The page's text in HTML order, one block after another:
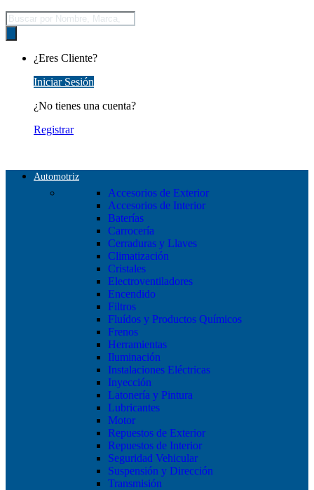
Búsqueda
de
productos
¿Eres Cliente?
Iniciar Sesión
¿No tienes una cuenta?
Registrar
Automotriz
Accesorios de Exterior
Accesorios de Interior
Baterías
Carrocería
Cerraduras y Llaves
Climatización
Cristales
Electroventiladores
Encendido
Filtros
Fluídos y Productos Químicos
Frenos
Herramientas
Iluminación
Instalaciones Eléctricas
Inyección
Latonería y Pintura
Lubricantes
Motor
Repuestos de Exterior
Repuestos de Interior
Seguridad Vehicular
Suspensión y Dirección
Transmisión